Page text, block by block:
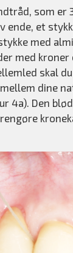
som er
ende, et
med
med kroner
skal
dine
4a). Den